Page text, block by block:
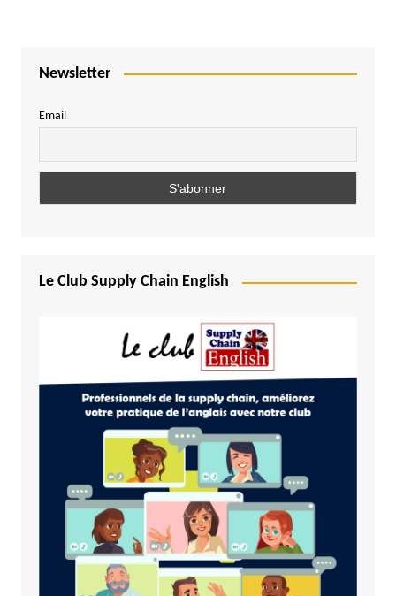
Newsletter
Email
Le Club Supply Chain English